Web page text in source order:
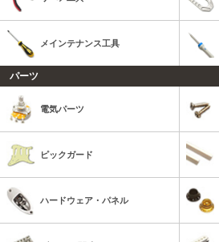
メインテナンス工具
パーツ
電気パーツ
ピックガード
ハードウェア・パネル